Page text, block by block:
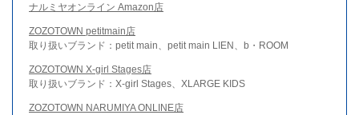
ナルミヤオンライン Amazon店
ZOZOTOWN petitmain店
取り扱いブランド：petit main、petit main LIEN、b・ROOM
ZOZOTOWN X-girl Stages店
取り扱いブランド：X-girl Stages、XLARGE KIDS
ZOZOTOWN NARUMIYA ONLINE店